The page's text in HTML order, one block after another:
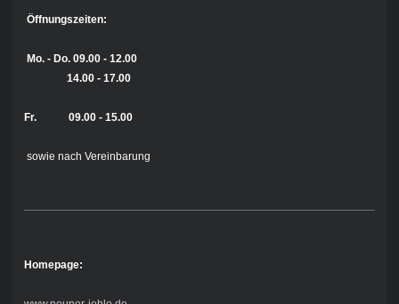
Öffnungszeiten:
Mo. - Do. 09.00 - 12.00
14.00 - 17.00
Fr. 09.00 - 15.00
sowie nach Vereinbarung
Homepage: